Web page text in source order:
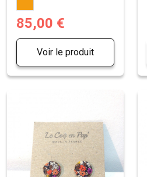
85,00 €
Voir le produit